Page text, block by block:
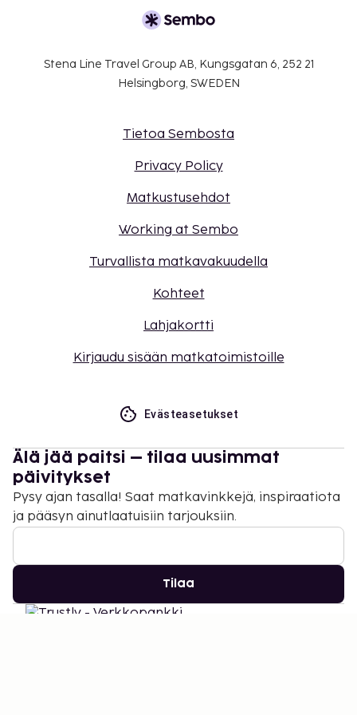
Stena Line Travel Group AB, Kungsgatan 6, 252 21
Helsingborg, SWEDEN
Tietoa Sembosta
Privacy Policy
Matkustusehdot
Working at Sembo
Turvallista matkavakuudella
Kohteet
Lahjakortti
Kirjaudu sisään matkatoimistoille
Evästeasetukset
Älä jää paitsi – tilaa uusimmat
päivitykset
Pysy ajan tasalla! Saat matkavinkkejä, inspiraatiota
ja pääsyn ainutlaatuisiin tarjouksiin.
Tilaa